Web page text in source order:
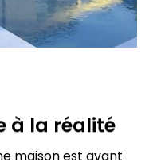
à la réalité
maison est avant